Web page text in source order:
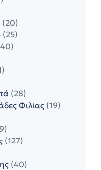
(20)
(25)
(28)
Φιλίας (19)
(127)
(40)